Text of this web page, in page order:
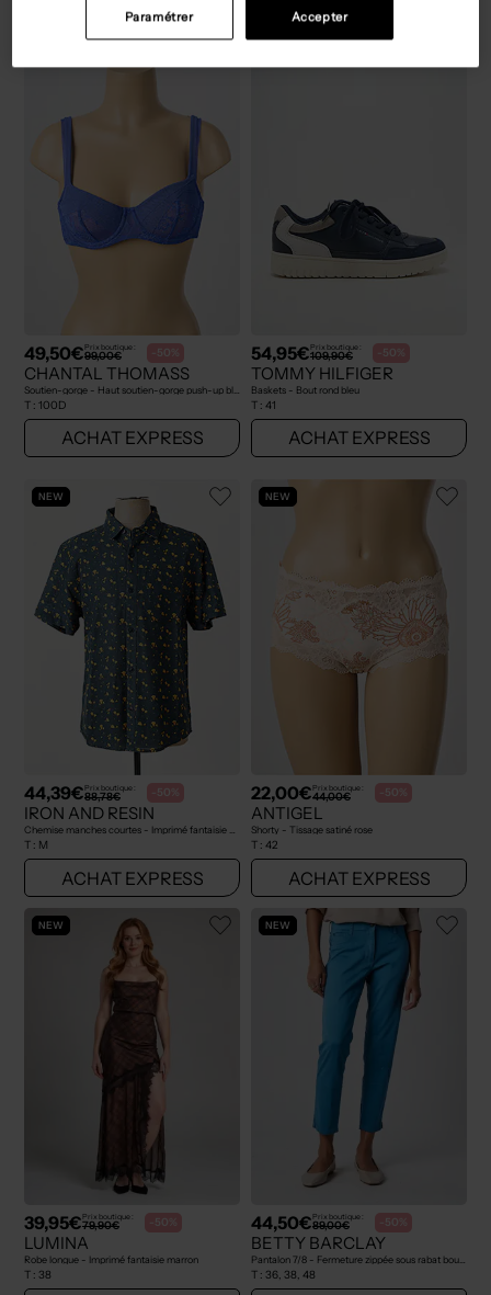
ACHAT EXPRESS ACHAT EXPRESS
49,50€Prix boutique :
99,00€ -50%
CHANTAL THOMASS
T : 100D
ACHAT EXPRESS
54,95€Prix boutique :
109,90€ -50%
TOMMY HILFIGER
Baskets - Bout rond bleu
T : 41
ACHAT EXPRESS
NEW
44,39€Prix boutique :
88,78€ -50%
IRON AND RESIN
T : M
ACHAT EXPRESS
NEW
22,00€Prix boutique :
44,00€ -50%
ANTIGEL
Shorty - Tissage satiné rose
T : 42
ACHAT EXPRESS
NEW
39,95€Prix boutique :
79,90€ -50%
LUMINA
Robe longue - Imprimé fantaisie marron
T : 38
NEW
44,50€Prix boutique :
89,00€ -50%
BETTY BARCLAY
T : 36, 38, 48
Accepter
Paramétrer